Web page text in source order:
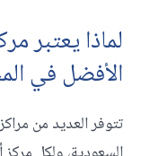
لماذا يعتبر
الأفضل في
تتوفر العديد من